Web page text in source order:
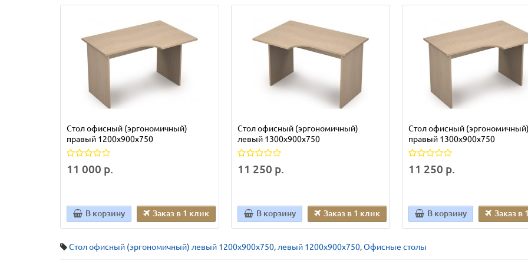
Стол офисный (эргономичный)
правый 1200x900x750
11 000 р.
В корзину Заказ в 1 клик
Стол офисный (эргономичный)
левый 1300x900x750
11 250 р.
В корзину Заказ в 1 клик
Стол офисный (эргономичный)
правый 1300x900x750
11 250 р.
В корзину Заказ в
Стол офисный (эргономичный) левый 1200x900x750,левый 1200x900x750,Офисные столы